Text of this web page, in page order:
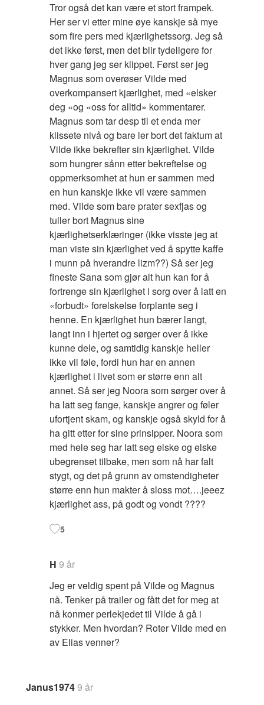
Tror også det kan være et stort frampek.
Her ser vi etter mine øye kanskje så mye
som fire pers med kjærlighetssorg. Jeg så
det ikke først, men det blir tydeligere for
hver gang jeg ser klippet. Først ser jeg
Magnus som overøser Vilde med
overkompansert kjærlighet, med «elsker
deg «og «oss for alltid» kommentarer.
Magnus som tar desp til et enda mer
klissete nivå og bare ler bort det faktum at
Vilde ikke bekrefter sin kjærlighet. Vilde
som hungrer sånn etter bekreftelse og
oppmerksomhet at hun er sammen med
en hun kanskje ikke vil være sammen
med. Vilde som bare prater sexfjas og
tuller bort Magnus sine
kjærlighetserklæringer (ikke visste jeg at
man viste sin kjærlighet ved å spytte kaffe
i munn på hverandre lizm??) Så ser jeg
fineste Sana som gjør alt hun kan for å
fortrenge sin kjærlighet i sorg over å latt en
«forbudt» forelskelse forplante seg i
henne. En kjærlighet hun bærer langt,
langt inn i hjertet og sørger over å ikke
kunne dele, og samtidig kanskje heller
ikke vil føle, fordi hun har en annen
kjærlighet i livet som er større enn alt
annet. Så ser jeg Noora som sørger over å
ha latt seg fange, kanskje angrer og føler
ufortjent skam, og kanskje også skyld for å
ha gitt etter for sine prinsipper. Noora som
med hele seg har latt seg elske og elske
ubegrenset tilbake, men som nå har falt
stygt, og det på grunn av omstendigheter
større enn hun makter å sloss mot….jeeez
kjærlighet ass, på godt og vondt ????
5
H 9 år
Jeg er veldig spent på Vilde og Magnus
nå. Tenker på trailer og fått det for meg at
nå konmer perlekjedet til Vilde å gå i
stykker. Men hvordan? Roter Vilde med en
av Elias venner?
Janus19749 år